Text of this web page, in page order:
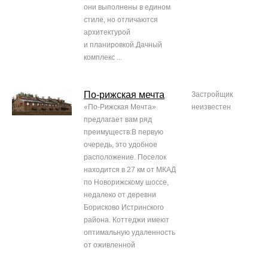
они выполнены в едином
стиле, но отличаются
архитектурой
и планировкой.Дачный
комплекс ...
По-рижская мечта
«По-Рижская Мечта»
предлагает вам ряд
преимуществ:В первую
очередь, это удобное
расположение. Поселок
находится в 27 км от МКАД
по Новорижскому шоссе,
недалеко от деревни
Борисково Истринского
района. Коттеджи имеют
оптимальную удаленность
от оживленной
Застройщик
неизвестен